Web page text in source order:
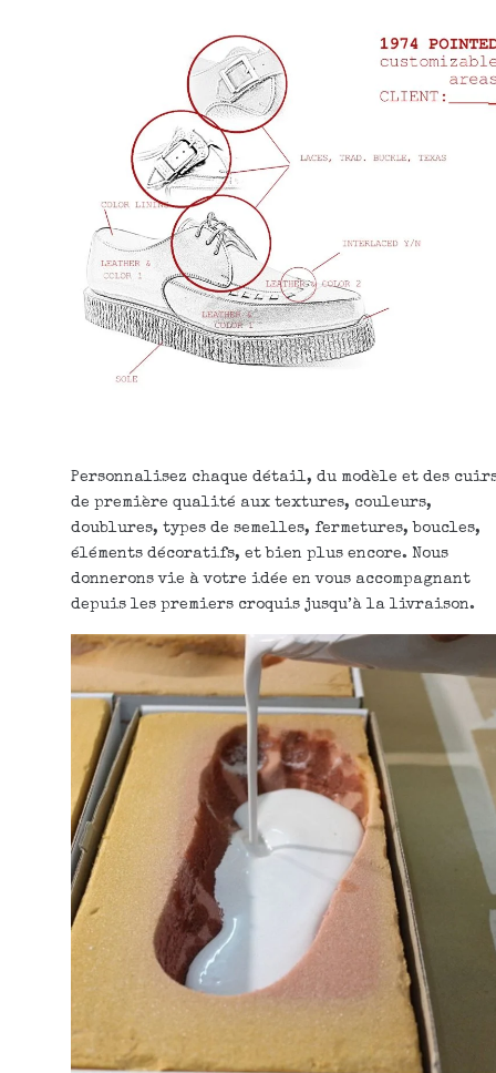
Personnalisez chaque détail, du modèle et des
de première qualité aux textures, couleurs,
doublures, types de semelles, fermetures, boucles,
éléments décoratifs, et bien plus encore. Nous
donnerons vie à votre idée en vous accompagnant
depuis les premiers croquis jusqu’à la livraison.